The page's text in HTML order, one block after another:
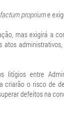
propriume
mas exigirá a
litígios entre
o risco de
defeitos na